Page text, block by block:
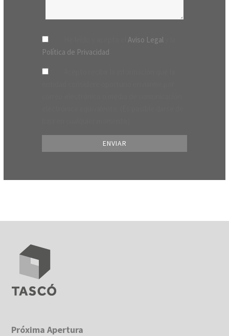
Aviso Legaly la
Política de Privacidad
Próxima Apertura